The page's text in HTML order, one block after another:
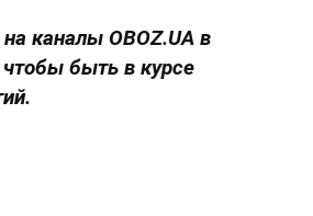
каналы OBOZ.UA в
быть в курсе